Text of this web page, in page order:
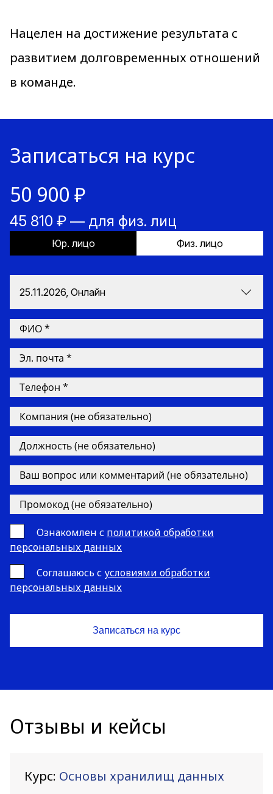
Нацелен на достижение результата с
развитием долговременных отношений
в команде.
Записаться на курс
50 900 ₽
45 810 ₽ — для физ. лиц
Юр. лицо Физ. лицо
25.11.2026, Онлайн
Ознакомлен с политикой обработки
персональных данных
Cоглашаюсь с условиями обработки
персональных данных
Отзывы и кейсы
Курс: Основы хранилищ данных